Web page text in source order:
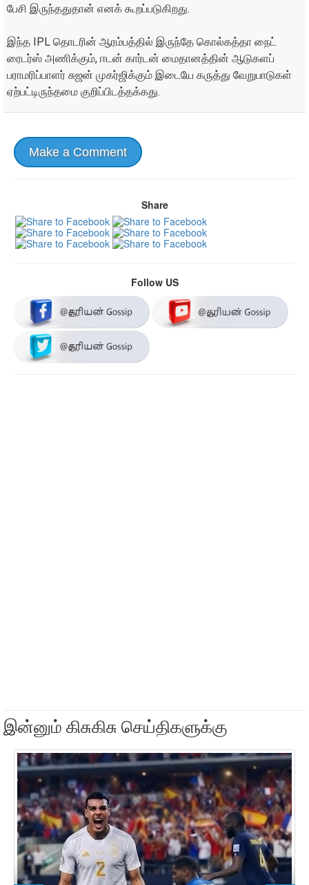
பேசி இருந்ததுதான் எனக் கூறப்படுகிறது.
இந்த IPL தொடரின் ஆரம்பத்தில் இருந்தே கொல்கத்தா நைட்
ரைடர்ஸ் அணிக்கும், ஈடன் கார்டன் மைதானத்தின் ஆடுகளப்
பராமரிப்பாளர் சுஜன் முகர்ஜிக்கும் இடையே கருத்து வேறுபாடுகள்
ஏற்பட்டிருந்தமை குறிப்பிடத்தக்கது.
Make a Comment
Share
Follow US
இன்னும் கிசுகிசு செய்திகளுக்கு